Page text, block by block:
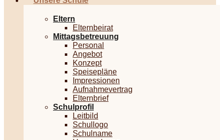
Eltern
Elternbeirat
Mittagsbetreuung
Personal
Angebot
Konzept
Speisepläne
Impressionen
Aufnahmevertrag
Elternbrief
Schulprofil
Leitbild
Schullogo
Schulname